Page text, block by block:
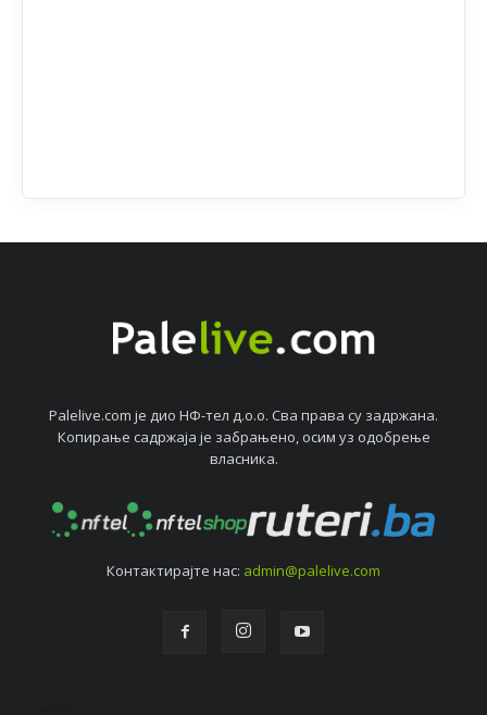
Palelive.com јe дио НФ-тeл д.о.о. Сва права су задржана.
Копирањe садржаја јe забрањeно, осим уз одобрeњe
власника.
Контактирајтe нас: admin@palelive.com